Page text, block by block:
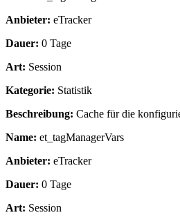
Anbieter: eTracker
Dauer: 0 Tage
Art: Session
Kategorie: Statistik
Beschreibung: Cache für die
Name: et_tagManagerVars
Anbieter: eTracker
Dauer: 0 Tage
Art: Session